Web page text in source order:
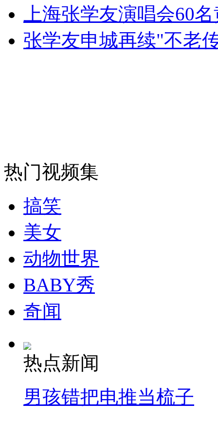
女孩北京地铁殴打老人 痛下狠手拳打脚踢
无痛分娩是否安全 医生回应
走！跟着总书记去植树
上海张学友演唱会60
张学友申城再续"不老
热门视频集
搞笑
美女
动物世界
BABY秀
奇闻
热点新闻
男孩错把电推当梳子